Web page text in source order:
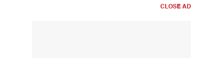
CLOSE AD